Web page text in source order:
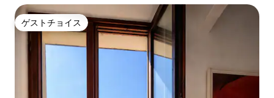
ゲストチョイス
ゲストチョイス